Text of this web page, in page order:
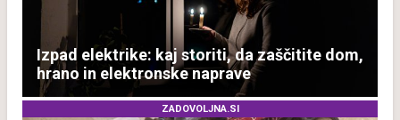
Izpad elektrike: kaj storiti, da zaščitite dom,
hrano in elektronske naprave
ZADOVOLJNA.SI